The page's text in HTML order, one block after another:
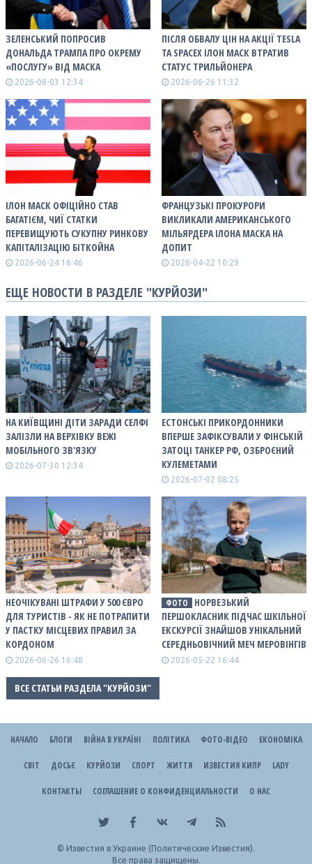
ЗЕЛЕНСЬКИЙ ПОПРОСИВ
ДОНАЛЬДА ТРАМПА ПРО ОКРЕМУ
«ПОСЛУГУ» ВІД МАСКА
2026-08-03 12:34
ПІСЛЯ ОБВАЛУ ЦІН НА АКЦІЇ TESLA
ТА SPACEX ІЛОН МАСК ВТРАТИВ
СТАТУС ТРИЛЬЙОНЕРА
2026-06-26 11:32
ІЛОН МАСК ОФІЦІЙНО СТАВ
БАГАТІЄМ, ЧИЇ СТАТКИ
ПЕРЕВИЩУЮТЬ СУКУПНУ РИНКОВУ
КАПІТАЛІЗАЦІЮ БІТКОЙНА
2026-06-24 16:46
ФРАНЦУЗЬКІ ПРОКУРОРИ
ВИКЛИКАЛИ АМЕРИКАНСЬКОГО
МІЛЬЯРДЕРА ІЛОНА МАСКА НА
ДОПИТ
2026-04-22 10:29
ЕЩЕ НОВОСТИ В РАЗДЕЛЕ "КУРЙОЗИ"
НА КИЇВЩИНІ ДІТИ ЗАРАДИ СЕЛФІ
ЗАЛІЗЛИ НА ВЕРХІВКУ ВЕЖІ
МОБІЛЬНОГО ЗВ'ЯЗКУ
2026-07-30 12:34
ЕСТОНСЬКІ ПРИКОРДОННИКИ
ВПЕРШЕ ЗАФІКСУВАЛИ У ФІНСЬКІЙ
ЗАТОЦІ ТАНКЕР РФ, ОЗБРОЄНИЙ
КУЛЕМЕТАМИ
2026-07-02 08:25
НЕОЧІКУВАНІ ШТРАФИ У 500 ЄВРО
ДЛЯ ТУРИСТІВ - ЯК НЕ ПОТРАПИТИ
У ПАСТКУ МІСЦЕВИХ ПРАВИЛ ЗА
КОРДОНОМ
2026-06-26 16:48
ФОТО
НОРВЕЗЬКИЙ
ПЕРШОКЛАСНИК ПІДЧАС ШКІЛЬНОЇ
ЕКСКУРСІЇ ЗНАЙШОВ УНІКАЛЬНИЙ
СЕРЕДНЬОВІЧНИЙ МЕЧ МЕРОВІНГІВ
2026-05-22 16:44
ВСЕ СТАТЬИ РАЗДЕЛА "КУРЙОЗИ"
НАЧАЛО БЛОГИ ВІЙНА В УКРАЇНІ ПОЛІТИКА ФОТО-ВІДЕО ЕКОНОМІКА
СВІТ ДОСЬЄ КУРЙОЗИ СПОРТ ЖИТТЯ ИЗВЕСТИЯ КИПР LADY
КОНТАКТЫ СОГЛАШЕНИЕ О КОНФИДЕНЦИАЛЬНОСТИ О НАС
© Известия в Украине (Политические Известия).
Все права защищены.